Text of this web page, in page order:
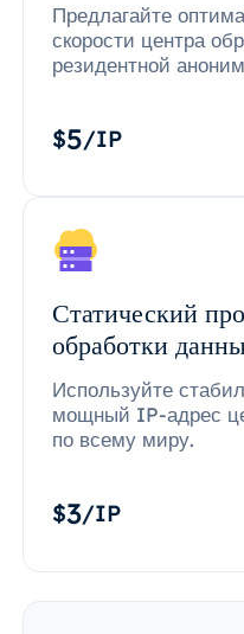
Предлагайте
скорости центра
резидентной
$5/IP
Статический
обработки
Используйте
мощный IP-адрес
по всему миру.
$3/IP